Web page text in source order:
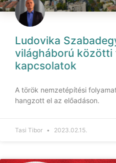
Ludovika
világháború
kapcsolatok
A török nemzetépítési
hangzott el az előadáson.
Tasi Tibor 2023.02.15.